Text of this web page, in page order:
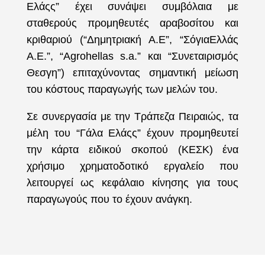
Ελάςς” έχει συνάψει συμβόλαια με
σταθερούς προμηθευτές αραβοσίτου και
κριθαριού (“Δημητριακή Α.Ε”, “ΣόγιαΕλλάς
Α.Ε.”, “Agrohellas s.a.” και “Συνεταιρισμός
Θεσγη”) επιταχύνοντας σημαντική μείωση
του κόστους παραγωγής των μελών του.
Σε συνεργασία με την Τράπεζα Πειραιώς, τα
μέλη του “Γάλα Ελάςς” έχουν προμηθευτεί
την κάρτα ειδικού σκοπού (ΚΕΣΚ) ένα
χρήσιμο χρηματοδοτικό εργαλείο που
λειτουργεί ως κεφάλαιο κίνησης για τους
παραγωγούς που το έχουν ανάγκη.